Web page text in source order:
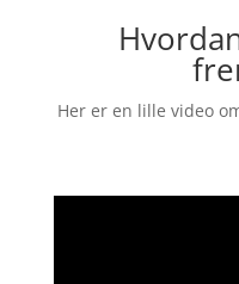
Her er en lille video